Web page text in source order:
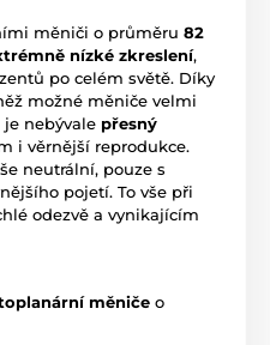
měniči o průměru 82
nízké zkreslení,
po celém světě. Díky
možné měniče velmi
je nebývale přesný
i věrnější reprodukce.
neutrální, pouze s
pojetí. To vše při
odezvě a vynikajícím
měniče o